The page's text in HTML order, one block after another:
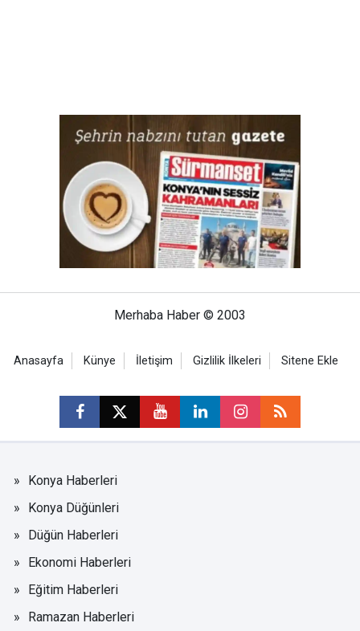
Merhaba Haber © 2003
Anasayfa Künye İletişim Gizlilik İlkeleri Sitene Ekle
Konya Haberleri
Konya Düğünleri
Düğün Haberleri
Ekonomi Haberleri
Eğitim Haberleri
Ramazan Haberleri